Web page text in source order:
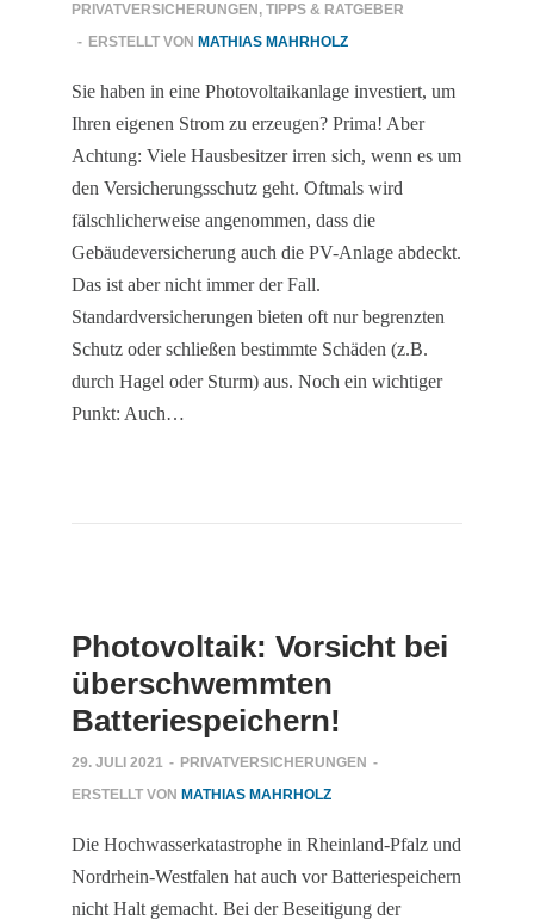
PRIVATVERSICHERUNGEN , TIPPS & RATGEBER
- ERSTELLT VON MATHIAS MAHRHOLZ
Sie haben in eine Photovoltaikanlage investiert, um
Ihren eigenen Strom zu erzeugen? Prima! Aber
Achtung: Viele Hausbesitzer irren sich, wenn es um
den Versicherungsschutz geht. Oftmals wird
fälschlicherweise angenommen, dass die
Gebäudeversicherung auch die PV-Anlage abdeckt.
Das ist aber nicht immer der Fall.
Standardversicherungen bieten oft nur begrenzten
Schutz oder schließen bestimmte Schäden (z.B.
durch Hagel oder Sturm) aus. Noch ein wichtiger
Punkt: Auch…
Photovoltaik: Vorsicht bei
überschwemmten
Batteriespeichern!
29. JULI 2021 - PRIVATVERSICHERUNGEN -
ERSTELLT VON MATHIAS MAHRHOLZ
Die Hochwasserkatastrophe in Rheinland-Pfalz und
Nordrhein-Westfalen hat auch vor Batteriespeichern
nicht Halt gemacht. Bei der Beseitigung der